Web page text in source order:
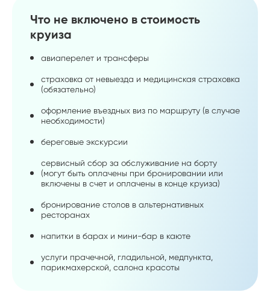
Что не включено в стоимость
круиза
авиаперелет и трансферы
страховка от невыезда и медицинская страховка
(обязательно)
оформление въездных виз по маршруту (в случае
необходимости)
береговые экскурсии
сервисный сбор за обслуживание на борту
(могут быть оплачены при бронировании или
включены в счет и оплачены в конце круиза)
бронирование столов в альтернативных
ресторанах
напитки в барах и мини-бар в каюте
услуги прачечной, гладильной, медпункта,
парикмахерской, салона красоты